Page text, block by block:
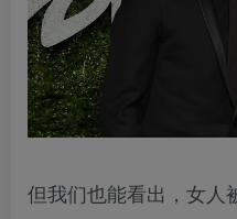
但我们也能看出，女人